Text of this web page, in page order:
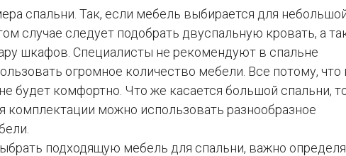
спальни. Так, если мебель выбирается для
случае следует подобрать двуспальную кровать, а
шкафов. Специалисты не рекомендуют в спальне
огромное количество мебели. Все потому, что
будет комфортно. Что же касается большой спальни,
комплектации можно использовать разнообразное
подходящую мебель для спальни, важно